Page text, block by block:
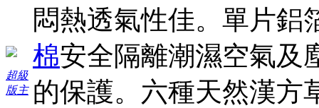
超級
版主
悶熱透氣性佳。單片鋁
棉安全隔離潮濕空氣及
的保護。六種天然漢方